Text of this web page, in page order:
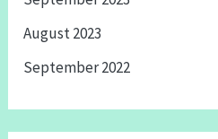
August 2023
September 2022